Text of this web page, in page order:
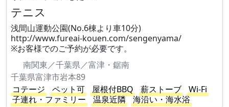
テニス
浅間山運動公園(No.6棟より車10分)
http://www.fureai-kouen.com/sengenyama/
※お客様でのご予約が必要です。
南関東／千葉県／富津・鋸南
千葉県富津市岩本89
コテージ
ペット可 屋根付BBQ 薪ストーブ
Wi-Fi
子連れ・ファミリー
温泉近隣
海沿い・海水浴